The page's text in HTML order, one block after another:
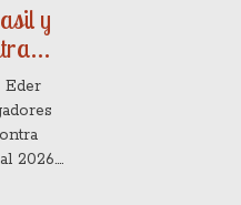
y
Eder
2026.
vital